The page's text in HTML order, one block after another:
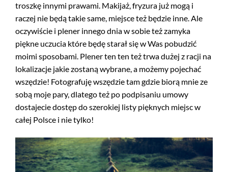
troszkę innymi prawami. Makijaż, fryzura już mogą i
raczej nie będą takie same, miejsce też będzie inne. Ale
oczywiście i plener innego dnia w sobie też zamyka
piękne uczucia które będę starał się w Was pobudzić
moimi sposobami. Plener ten ten też trwa dużej z racji na
lokalizacje jakie zostaną wybrane, a możemy pojechać
wszędzie! Fotografuję wszędzie tam gdzie biorą mnie ze
sobą moje pary, dlatego też po podpisaniu umowy
dostajecie dostęp do szerokiej listy pięknych miejsc w
całej Polsce i nie tylko!